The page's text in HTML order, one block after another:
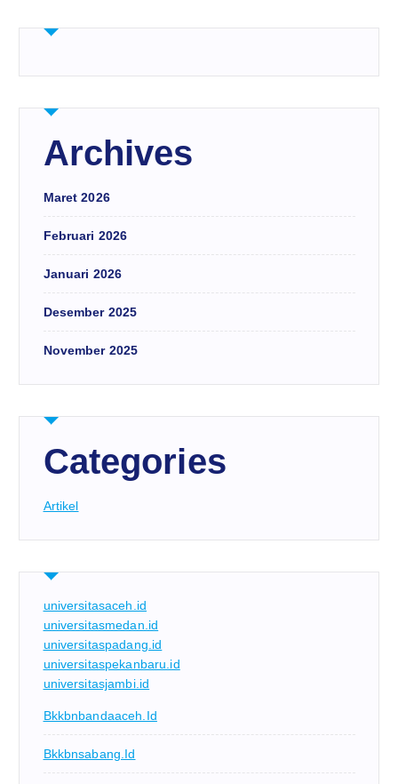
Archives
Maret 2026
Februari 2026
Januari 2026
Desember 2025
November 2025
Categories
Artikel
universitasaceh.id
universitasmedan.id
universitaspadang.id
universitaspekanbaru.id
universitasjambi.id
Bkkbnbandaaceh.id
Bkkbnsabang.id